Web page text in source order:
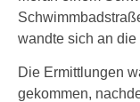
wandte sich an die
Die Ermittlungen
gekommen,